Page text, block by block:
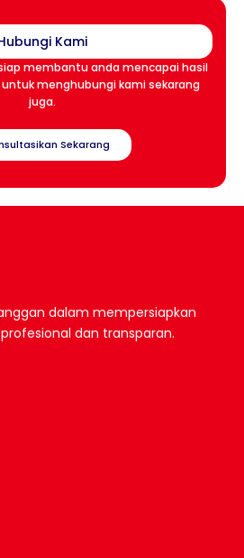
Kami
membantu anda mencapai hasil
menghubungi kami sekarang
juga.
Sekarang
dalam mempersiapkan
dan transparan.